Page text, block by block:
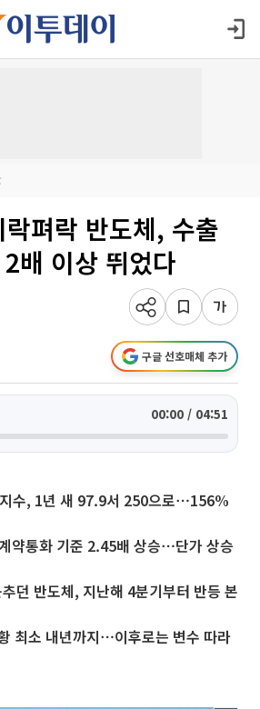
펴락 반도체, 수출
배 이상 뛰었다
구글 선호매체 추가
00:00 / 04:51
수, 1년 새 97.9서 250으로⋯156%
약통화 기준 2.45배 상승⋯단가 상승
던 반도체, 지난해 4분기부터 반등 본
최소 내년까지⋯이후로는 변수 따라